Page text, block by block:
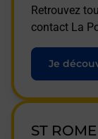
Retrouvez
contact La
Je
ST